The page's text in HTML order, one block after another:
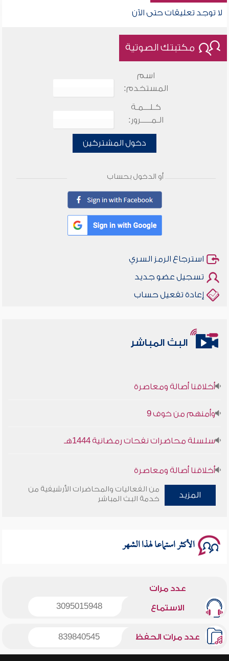
لا توجد تعليقات حتى الآن
مكتبتك الصوتية
اسم
المستخدم:
كـلـــمـة
الـمـــــرور:
دخول المشتركين
أو الدخول بحساب
استرجاع الرمز السري
تسجيل عضو جديد
إعادة تفعيل حساب
البث المباشر
أخلاقنا أصالة ومعاصرة
وأمنهم من خوف 9
سلسلة محاضرات نفحات رمضانية 1444هـ
أخلاقنا أصالة ومعاصرة
وأمنهم من خوف 9
المزيد
من الفعاليات والمحاضرات الأرشيفية من
خدمة البث المباشر
الأكثر استماعا لهذا الشهر
عدد مرات
الاستماع 3095015948
عدد مرات الحفظ 839840545